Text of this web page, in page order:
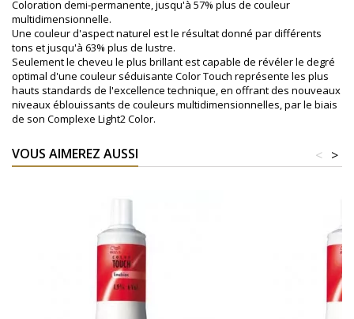
Coloration demi-permanente, jusqu'à 57% plus de couleur
multidimensionnelle.
Une couleur d'aspect naturel est le résultat donné par différents
tons et jusqu'à 63% plus de lustre.
Seulement le cheveu le plus brillant est capable de révéler le degré
optimal d'une couleur séduisante Color Touch représente les plus
hauts standards de l'excellence technique, en offrant des nouveaux
niveaux éblouissants de couleurs multidimensionnelles, par le biais
de son Complexe Light2 Color.
VOUS AIMEREZ AUSSI >
<